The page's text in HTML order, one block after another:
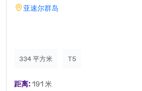
亚速尔群岛
334 平方米 T5
距离:191 米